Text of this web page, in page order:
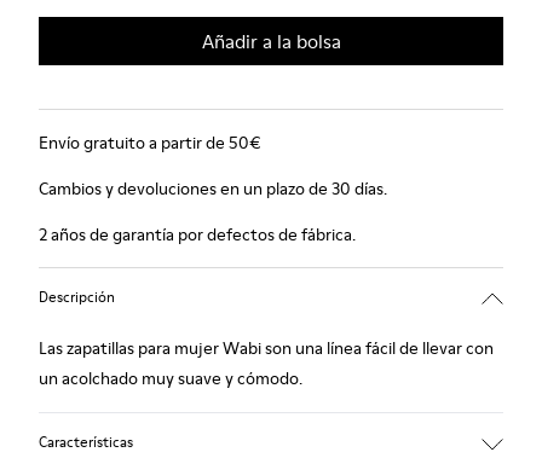
Añadir a la bolsa
Envío gratuito a partir de 50€
Cambios y devoluciones en un plazo de 30 días.
2 años de garantía por defectos de fábrica.
Descripción
Las zapatillas para mujer Wabi son una línea fácil de llevar con
un acolchado muy suave y cómodo.
Características